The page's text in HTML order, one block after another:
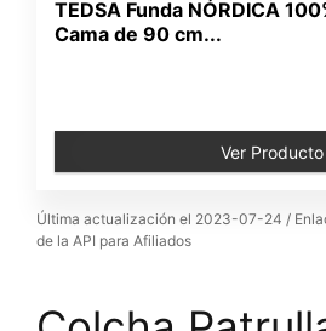
TEDSA Funda NÓRDICA
Cama de 90 cm...
Ver Producto
Última actualización el 2023-07-24 /
de la API para Afiliados